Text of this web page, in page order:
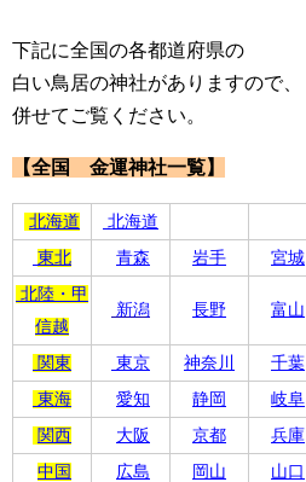
下記に全国の各都道府県の
白い鳥居の神社がありますので、
併せてご覧ください。
【全国 金運神社一覧】
北海道
北海道
東北
青森 岩手 宮城
北陸・甲
信越
新潟 長野 富山
関東 東京 神奈川 千葉
東海
愛知 静岡 岐阜
関西
大阪 京都 兵庫
中国
広島 岡山 山口